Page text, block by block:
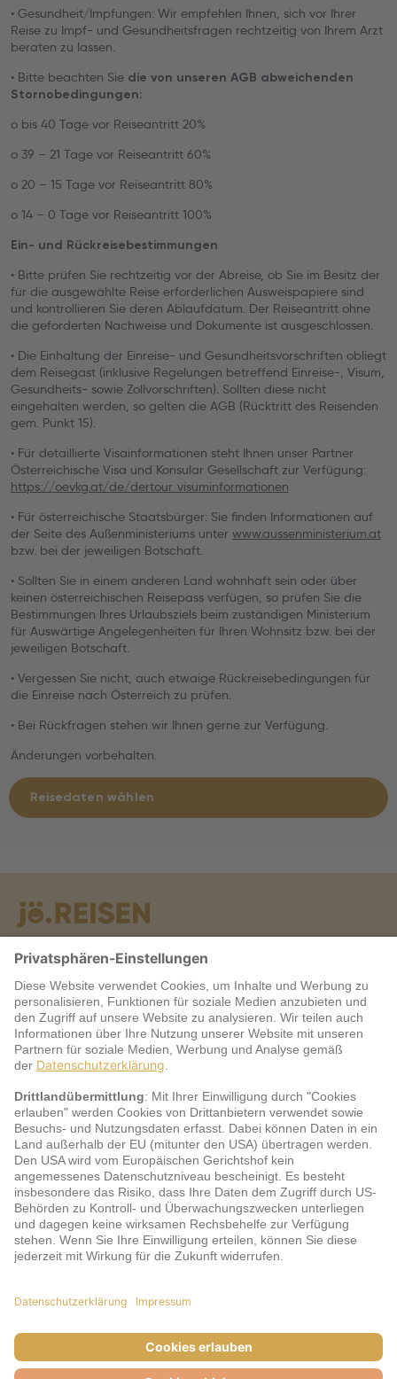
• Gesundheit/Impfungen: Wir empfehlen Ihnen, sich vor Ihrer
Reise zu Impf- und Gesundheitsfragen rechtzeitig von Ihrem Arzt
beraten zu lassen.
• Bitte beachten Sie die von unseren AGB abweichenden
Stornobedingungen:
o bis 40 Tage vor Reiseantritt 20%
o 39 – 21 Tage vor Reiseantritt 60%
o 20 – 15 Tage vor Reiseantritt 80%
o 14 – 0 Tage vor Reiseantritt 100%
Ein- und Rückreisebestimmungen
• Bitte prüfen Sie rechtzeitig vor der Abreise, ob Sie im Besitz der
für die ausgewählte Reise erforderlichen Ausweispapiere sind
und kontrollieren Sie deren Ablaufdatum. Der Reiseantritt ohne
die geforderten Nachweise und Dokumente ist ausgeschlossen.
• Die Einhaltung der Einreise- und Gesundheitsvorschriften obliegt
dem Reisegast (inklusive Regelungen betreffend Einreise-, Visum,
Gesundheits- sowie Zollvorschriften). Sollten diese nicht
eingehalten werden, so gelten die AGB (Rücktritt des Reisenden
gem. Punkt 15).
• Für detaillierte Visainformationen steht Ihnen unser Partner
Österreichische Visa und Konsular Gesellschaft zur Verfügung:
https://oevkg.at/de/dertour_visuminformationen
• Für österreichische Staatsbürger: Sie finden Informationen auf
der Seite des Außenministeriums unter www.aussenministerium.at
bzw. bei der jeweiligen Botschaft.
• Sollten Sie in einem anderen Land wohnhaft sein oder über
keinen österreichischen Reisepass verfügen, so prüfen Sie die
Bestimmungen Ihres Urlaubsziels beim zuständigen Ministerium
für Auswärtige Angelegenheiten für Ihren Wohnsitz bzw. bei der
jeweiligen Botschaft.
• Vergessen Sie nicht, auch etwaige Rückreisebedingungen für
die Einreise nach Österreich zu prüfen.
• Bei Rückfragen stehen wir Ihnen gerne zur Verfügung.
Änderungen vorbehalten.
Reisedaten wählen
Warum jö?
Service
jö Bonus Club Partner
Zahlungsarten & Sicherheit
AGB
Datenschutz